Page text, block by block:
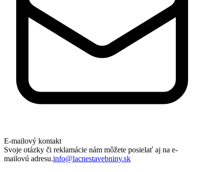
E-mailový kontakt
Svoje otázky či reklamácie nám môžete posielať aj na e-
mailovú adresu.info@lacnestavebniny.sk